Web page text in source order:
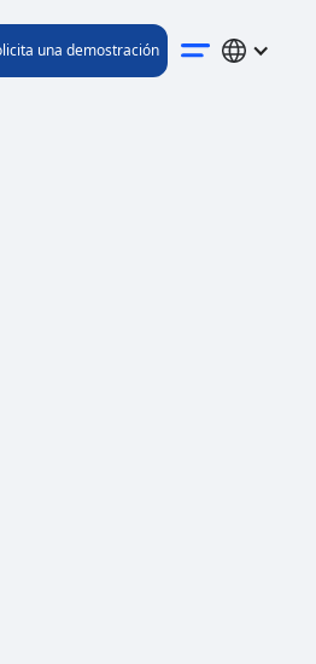
una demostración